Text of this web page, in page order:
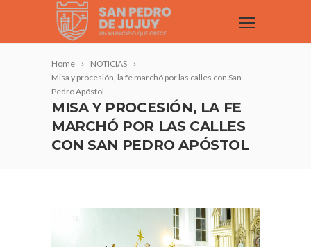
Home
NOTICIAS
Misa y procesión, la fe marchó por las calles con San
Pedro Apóstol
MISA Y PROCESIÓN, LA FE
MARCHÓ POR LAS CALLES
CON SAN PEDRO APÓSTOL